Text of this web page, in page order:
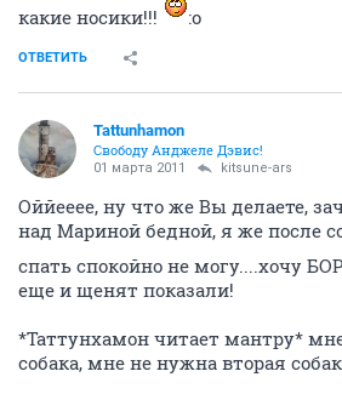
какие носики!!!
:o
ОТВЕТИТЬ
Tattunhamon
Свободу Анджеле Дэвис!
01 марта 2011 kitsune-ars
Оййееее, ну что же Вы делаете,
над Мариной бедной, я же после
спать спокойно не могу....хочу
еще и щенят показали!
*Таттунхамон читает мантру*
собака, мне не нужна вторая